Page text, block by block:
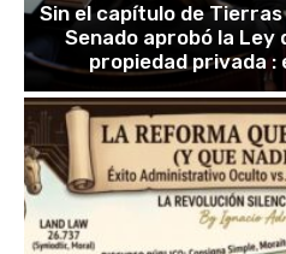
Sin el capítulo de Tierras
Senado aprobó la Ley
propiedad privada :